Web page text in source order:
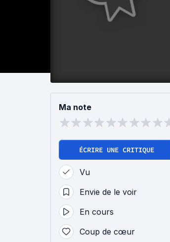
Ma note
ÉCRIRE UNE CRITIQUE
Vu
Envie de le voir
En cours
Coup de cœur